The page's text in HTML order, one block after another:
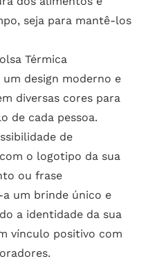
seja para mantê-los
Térmica
design moderno e
diversas cores para
de cada pessoa.
de
o logotipo da sua
ou frase
um brinde único e
a identidade da sua
vínculo positivo com